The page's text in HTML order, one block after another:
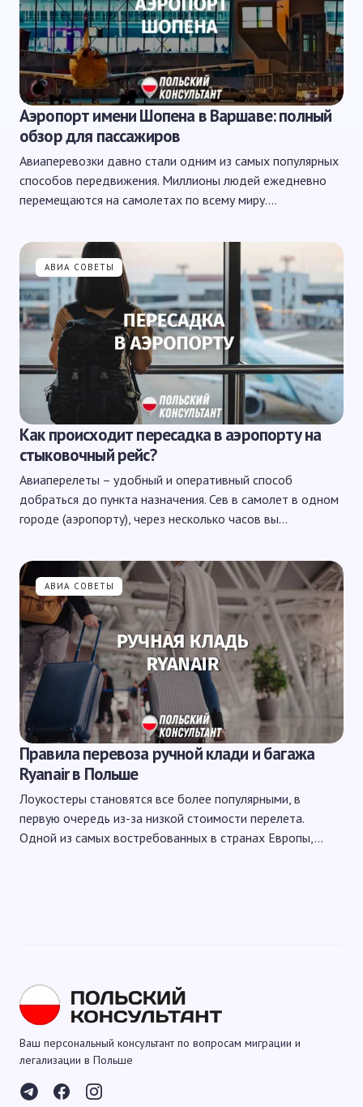
Аэропорт имени Шопена в Варшаве: полный
обзор для пассажиров
Авиаперевозки давно стали одним из самых популярных
способов передвижения. Миллионы людей ежедневно
перемещаются на самолетах по всему миру.…
АВИА СОВЕТЫ
Как происходит пересадка в аэропорту на
стыковочный рейс?
Авиаперелеты – удобный и оперативный способ
добраться до пункта назначения. Сев в самолет в одном
городе (аэропорту), через несколько часов вы…
АВИА СОВЕТЫ
Правила перевоза ручной клади и багажа
Ryanair в Польше
Лоукостеры становятся все более популярными, в
первую очередь из-за низкой стоимости перелета.
Одной из самых востребованных в странах Европы,…
Ваш персональный консультант по вопросам миграции и
легализации в Польше